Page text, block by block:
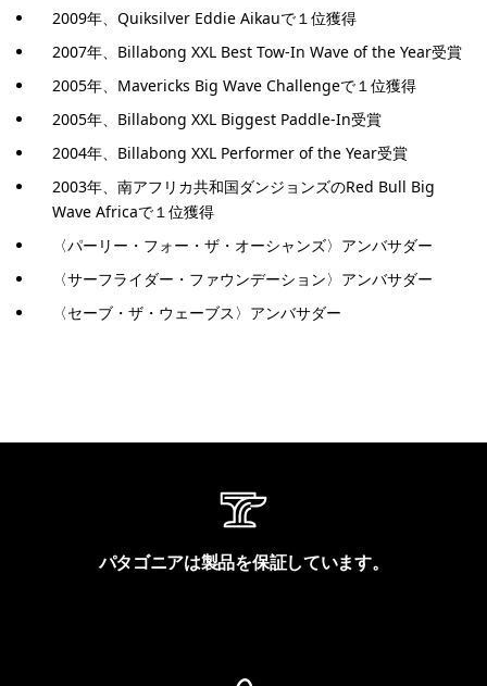
2009年、Quiksilver Eddie Aikauで１位獲得
2007年、Billabong XXL Best Tow-In Wave of the Year受賞
2005年、Mavericks Big Wave Challengeで１位獲得
2005年、Billabong XXL Biggest Paddle-In受賞
2004年、Billabong XXL Performer of the Year受賞
2003年、南アフリカ共和国ダンジョンズのRed Bull Big
Wave Africaで１位獲得
〈パーリー・フォー・ザ・オーシャンズ〉アンバサダー
〈サーフライダー・ファウンデーション〉アンバサダー
〈セーブ・ザ・ウェーブス〉アンバサダー
パタゴニアは製品を保証しています。